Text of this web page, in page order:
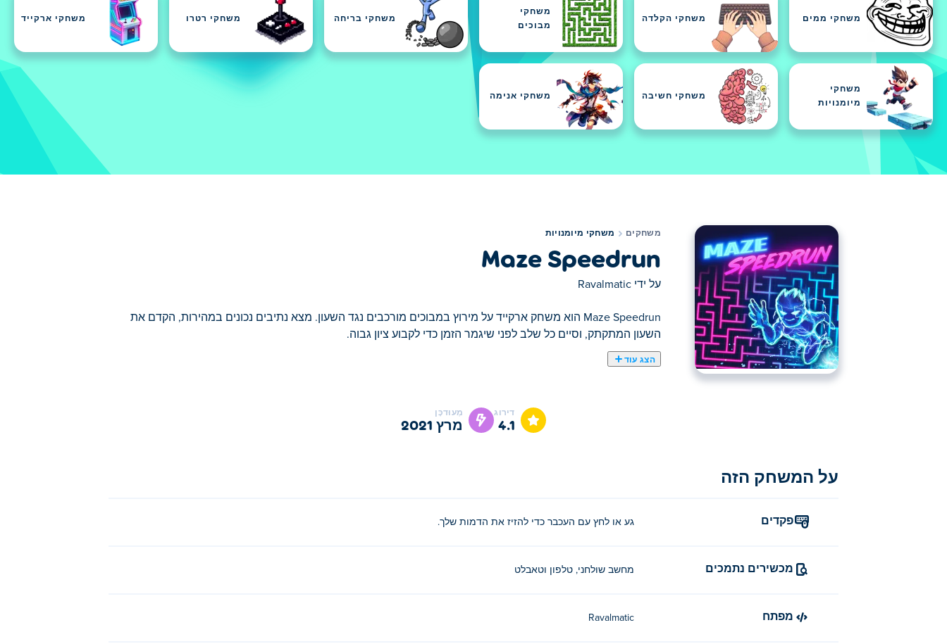
משחקי ממים משחקי הקלדה
משחקי
מבוכים
משחקי בריחה משחקי רטרו משחקי ארקייד
משחקי
מיומנויות
משחקי חשיבה משחקי אנימה
משחקים משחקי מיומנויות
Maze Speedrun
על ידי Ravalmatic
Maze Speedrun הוא משחק ארקייד על מירוץ במבוכים מורכבים נגד השעון. מצא נתיבים נכונים במהירות, הקדם את
השעון המתקתק, וסיים כל שלב לפני שיגמר הזמן כדי לקבוע ציון גבוה.
הצג עוד
כאן תוכלו לשחק ב Maze Speedrun. Maze Speedrun הוא אחד מהמשחקי מיומנויות הנבחרים שלנו
דירוג
4.1
מְעוּדכָּן
מרץ 2021
על המשחק הזה
פקדים גע או לחץ עם העכבר כדי להזיז את הדמות שלך.
מכשירים נתמכים מחשב שולחני, טלפון וטאבלט
מפתח Ravalmatic